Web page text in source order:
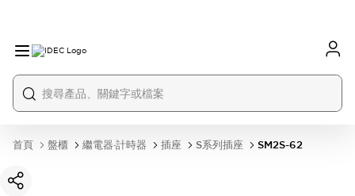
首頁 盤櫃 繼電器·計時器 插座 S系列插座 SM2S-62